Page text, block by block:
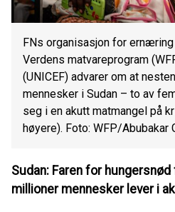
FNs organisasjon for ernæring
Verdens matvareprogram
(UNICEF) advarer om at
mennesker i Sudan – to av
seg i en akutt matmangel på
høyere). Foto: WFP/Abubakar
Sudan: Faren for
millioner mennesker lever i